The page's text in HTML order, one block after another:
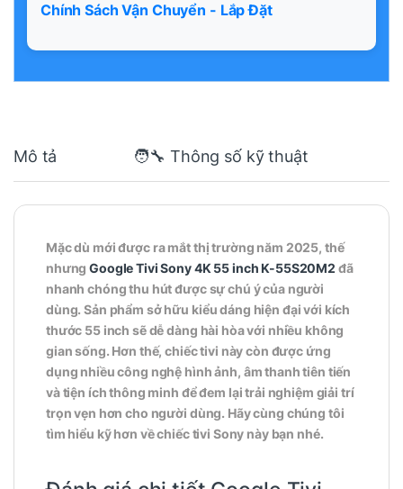
Chính Sách Vận Chuyển - Lắp Đặt
Mô tả 🧑‍🔧 Thông số kỹ thuật
Mặc dù mới được ra mắt thị trường năm 2025, thế
nhưngGoogle Tivi Sony 4K 55 inch K-55S20M2 đã
nhanh chóng thu hút được sự chú ý của người
dùng. Sản phẩm sở hữu kiểu dáng hiện đại với kích
thước 55 inch sẽ dễ dàng hài hòa với nhiều không
gian sống. Hơn thế, chiếc tivi này còn được ứng
dụng nhiều công nghệ hình ảnh, âm thanh tiên tiến
và tiện ích thông minh để đem lại trải nghiệm giải trí
trọn vẹn hơn cho người dùng. Hãy cùng chúng tôi
tìm hiểu kỹ hơn về chiếc tivi Sony này bạn nhé.